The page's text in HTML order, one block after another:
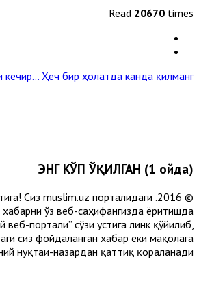
Read 20670 times
кечир... Ҳеч бир ҳолатда канда қилманг »
ЭНГ КЎП ЎҚИЛГАН (1 ойда)
Сиз muslim.uz порталидаги
ўз веб-саҳифангизда ёритишда
портали” сўзи устига линк қўйилиб,
сиз фойдаланган хабар ёки мақолага
нуқтаи-назардан қаттиқ қораланади.